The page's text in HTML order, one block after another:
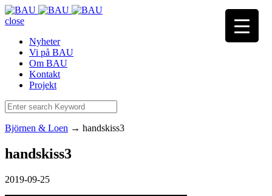
close
Nyheter
Vi på BAU
Om BAU
Kontakt
Projekt
Björnen & Loen → handskiss3
handskiss3
2019-09-25